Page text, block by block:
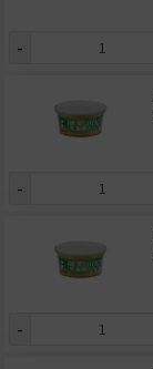
-
-
-